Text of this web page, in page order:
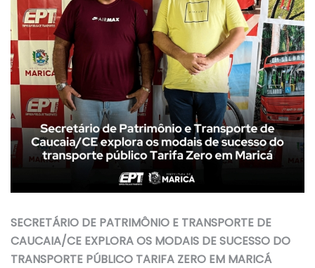
SECRETÁRIO DE PATRIMÔNIO E TRANSPORTE DE
CAUCAIA/CE EXPLORA OS MODAIS DE SUCESSO DO
TRANSPORTE PÚBLICO TARIFA ZERO EM MARICÁ